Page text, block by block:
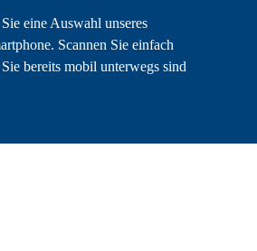
eine Auswahl unseres
Scannen Sie einfach
bereits mobil unterwegs sind